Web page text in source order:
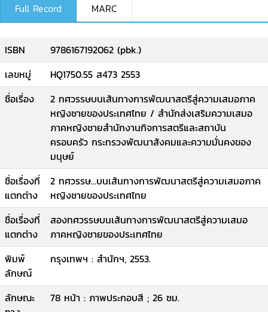
Full Record MARC
ISBN
9786167192062 (pbk.)
เลขหมู่
HQ1750.55 ส473 2553
ชื่อเรื่อง
2 ทศวรรษบนเส้นทางการพัฒนาสตรีสู่ความเสมอภาค
หญิงชายของประเทศไทย / สำนักส่งเสริมความเสมอ
ภาคหญิงชายสำนักงานกิจการสตรีและสถาบัน
ครอบครัว กระทรวงพัฒนาสังคมและความมั่นคงของ
มนุษย์
ชื่อเรื่องที่
แตกต่าง
2 ทศวรรษ...บนเส้นทางการพัฒนาสตรีสู่ความเสมอภาค
หญิงชายของประเทศไทย
ชื่อเรื่องที่
แตกต่าง
สองทศวรรษบนเส้นทางการพัฒนาสตรีสู่ความเสมอ
ภาคหญิงชายของประเทศไทย
พิมพ์
ลักษณ์
กรุงเทพฯ : สำนักฯ, 2553.
ลักษณะ
78 หน้า : ภาพประกอบสี ; 26 ซม.